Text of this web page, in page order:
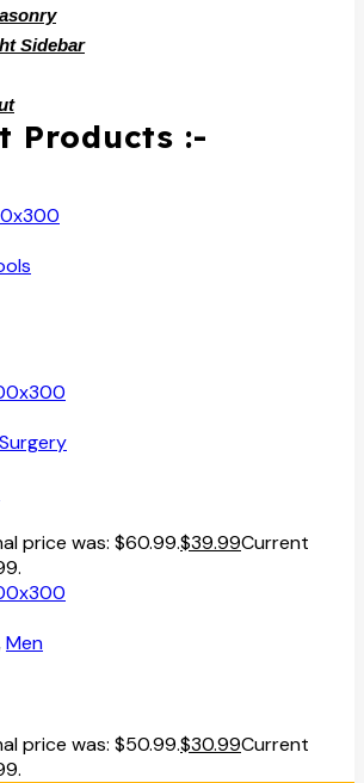
Sidebar
Products :-
Surgery
price was: $60.99.$39.99Current
Men
price was: $50.99.$30.99Current